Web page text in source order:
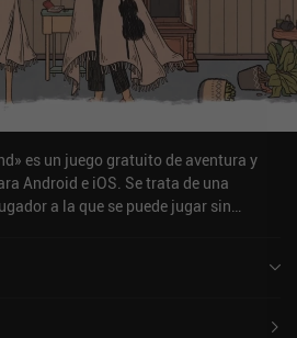
es un juego gratuito de aventura y
Android e iOS. Se trata de una
a la que se puede jugar sin
y de 4,4 sobre 5,0 en la App Store